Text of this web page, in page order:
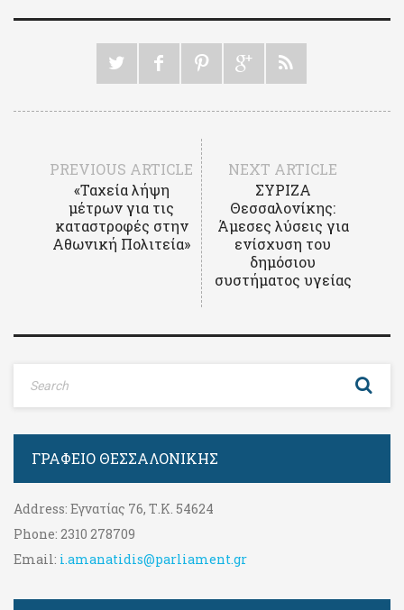
PREVIOUS ARTICLE
«Ταχεία λήψη
μέτρων για τις
καταστροφές στην
Αθωνική Πολιτεία»
NEXT ARTICLE
ΣΥΡΙΖΑ
Θεσσαλονίκης:
Άμεσες λύσεις για
ενίσχυση του
δημόσιου
συστήματος υγείας
ΓΡΑΦΕΊΟ ΘΕΣΣΑΛΟΝΊΚΗΣ
Address: Εγνατίας 76, Τ.Κ. 54624
Phone: 2310 278709
Email: i.amanatidis@parliament.gr